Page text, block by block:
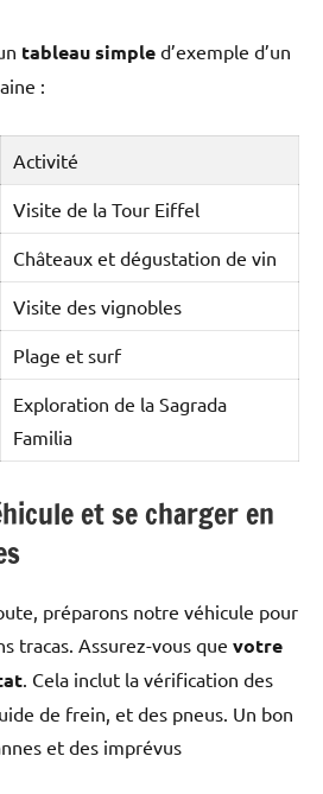
tableau simple d’exemple d’un
:
Activité
Visite de la Tour Eiffel
Châteaux et dégustation de vin
Visite des vignobles
Plage et surf
Exploration de la Sagrada
Familia
et se charger en
préparons notre véhicule pour
tracas. Assurez-vous que votre
. Cela inclut la vérification des
de frein, et des pneus. Un bon
et des imprévus